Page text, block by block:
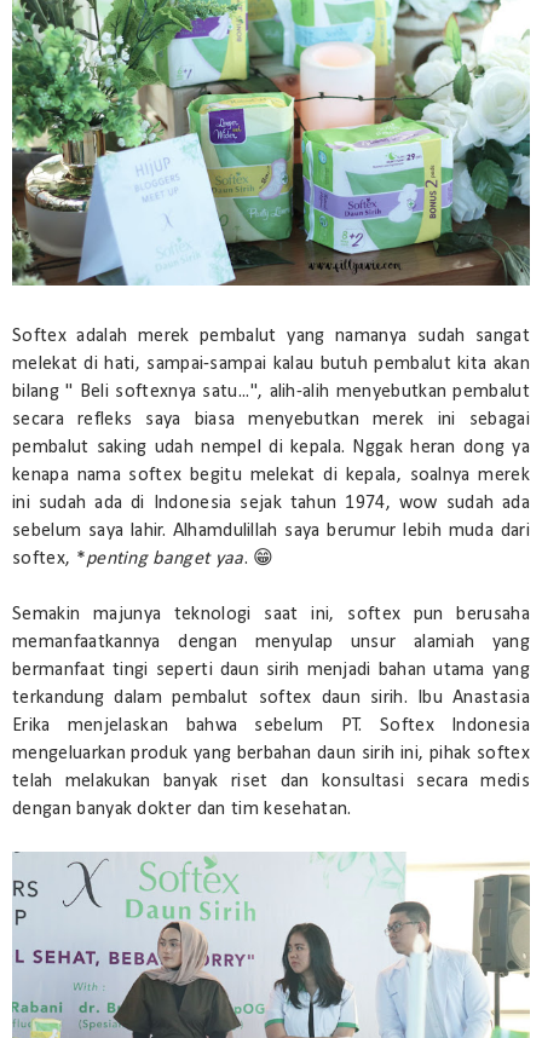
Softex adalah merek pembalut yang namanya sudah sangat
melekat di hati, sampai-sampai kalau butuh pembalut kita akan
bilang " Beli softexnya satu...", alih-alih menyebutkan pembalut
secara refleks saya biasa menyebutkan merek ini sebagai
pembalut saking udah nempel di kepala. Nggak heran dong ya
kenapa nama softex begitu melekat di kepala, soalnya merek
ini sudah ada di Indonesia sejak tahun 1974, wow sudah ada
sebelum saya lahir. Alhamdulillah saya berumur lebih muda dari
softex, *penting banget yaa. 😁
Semakin majunya teknologi saat ini, softex pun berusaha
memanfaatkannya dengan menyulap unsur alamiah yang
bermanfaat tingi seperti daun sirih menjadi bahan utama yang
terkandung dalam pembalut softex daun sirih. Ibu Anastasia
Erika menjelaskan bahwa sebelum PT. Softex Indonesia
mengeluarkan produk yang berbahan daun sirih ini, pihak softex
telah melakukan banyak riset dan konsultasi secara medis
dengan banyak dokter dan tim kesehatan.